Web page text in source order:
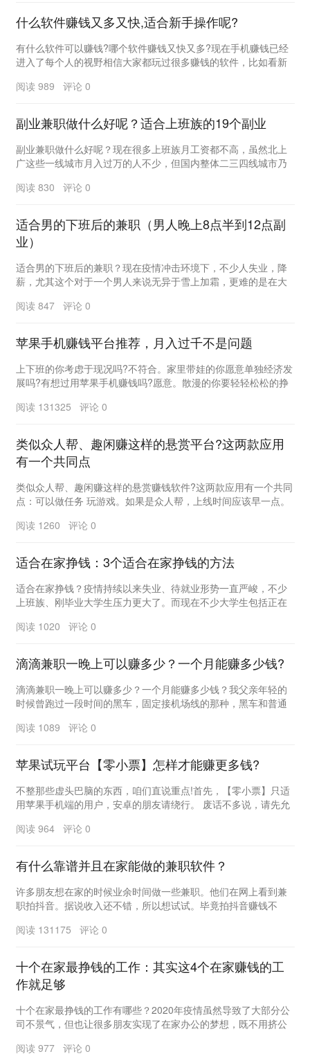
什么软件赚钱又多又快,适合新手操作呢?
有什么软件可以赚钱?哪个软件赚钱又快又多?现在手机赚钱已经
进入了每个人的视野相信大家都玩过很多赚钱的软件，比如看新
阅读 989 评论 0
副业兼职做什么好呢？适合上班族的19个副业
副业兼职做什么好呢？现在很多上班族月工资都不高，虽然北上
广这些一线城市月入过万的人不少，但国内整体二三四线城市乃
阅读 830 评论 0
适合男的下班后的兼职（男人晚上8点半到12点副
业）
适合男的下班后的兼职？现在疫情冲击环境下，不少人失业，降
薪，尤其这个对于一个男人来说无异于雪上加霜，更难的是在大
阅读 847 评论 0
苹果手机赚钱平台推荐，月入过千不是问题
上下班的你考虑于现况吗?不符合。家里带娃的你愿意单独经济发
展吗?有想过用苹果手机赚钱吗?愿意。散漫的你要轻轻松松的挣
阅读 131325 评论 0
类似众人帮、趣闲赚这样的悬赏平台?这两款应用
有一个共同点
类似众人帮、趣闲赚这样的悬赏赚钱软件?这两款应用有一个共同
点：可以做任务 玩游戏。如果是众人帮，上线时间应该早一点。
阅读 1260 评论 0
适合在家挣钱：3个适合在家挣钱的方法
适合在家挣钱？疫情持续以来失业、待就业形势一直严峻，不少
上班族、刚毕业大学生压力更大了。而现在不少大学生包括正在
阅读 1020 评论 0
滴滴兼职一晚上可以赚多少？一个月能赚多少钱?
滴滴兼职一晚上可以赚多少？一个月能赚多少钱？我父亲年轻的
时候曾跑过一段时间的黑车，固定接机场线的那种，黑车和普通
阅读 1089 评论 0
苹果试玩平台【零小票】怎样才能赚更多钱?
不整那些虚头巴脑的东西，咱们直说重点!首先，【零小票】只适
用苹果手机端的用户，安卓的朋友请绕行。 废话不多说，请先允
阅读 964 评论 0
有什么靠谱并且在家能做的兼职软件？
许多朋友想在家的时候业余时间做一些兼职。他们在网上看到兼
职拍抖音。据说收入还不错，所以想试试。毕竟拍抖音赚钱不
阅读 131175 评论 0
十个在家最挣钱的工作：其实这4个在家赚钱的工
作就足够
十个在家最挣钱的工作有哪些？2020年疫情虽然导致了大部分公
司不景气，但也让很多朋友实现了在家办公的梦想，既不用挤公
阅读 977 评论 0